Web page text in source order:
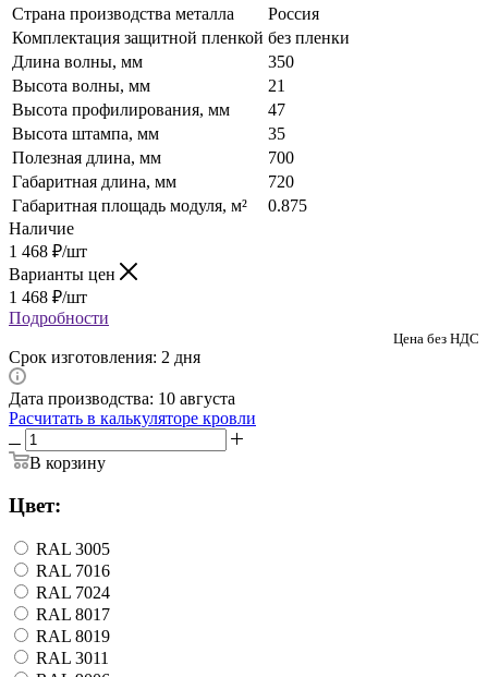
Страна производства металла
Россия
Комплектация защитной пленкой без пленки
Длина волны, мм
350
Высота волны, мм
21
Высота профилирования, мм
47
Высота штампа, мм
35
Полезная длина, мм
700
Габаритная длина, мм
720
Габаритная площадь модуля, м²
0.875
Наличие
1 468 ₽/шт
Варианты цен
1 468 ₽/шт
Подробности
Цена без НДС
Срок изготовления: 2 дня
Дата производства: 10 августа
Расчитать в калькуляторе кровли
В корзину
Цвет:
RAL 3005
RAL 7016
RAL 7024
RAL 8017
RAL 8019
RAL 3011